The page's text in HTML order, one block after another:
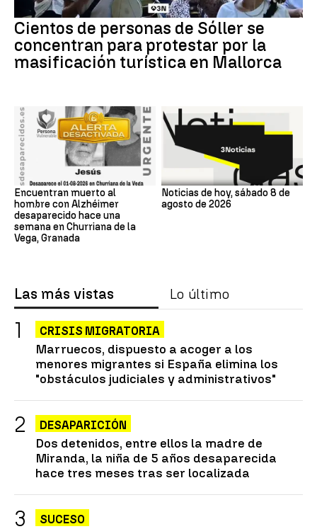
Cientos de personas de Sóller se
concentran para protestar por la
masificación turística en Mallorca
Encuentran muerto al
hombre con Alzhéimer
desaparecido hace una
semana en Churriana de la
Vega, Granada
Noticias de hoy, sábado 8 de
agosto de 2026
Las más vistas Lo último
CRISIS MIGRATORIA
Marruecos, dispuesto a acoger a los
menores migrantes si España elimina los
"obstáculos judiciales y administrativos"
DESAPARICIÓN
Dos detenidos, entre ellos la madre de
Miranda, la niña de 5 años desaparecida
hace tres meses tras ser localizada
SUCESO